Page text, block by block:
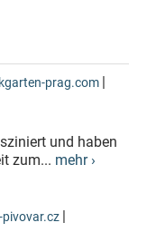
prag.com |
und haben
zum... mehr ›
|